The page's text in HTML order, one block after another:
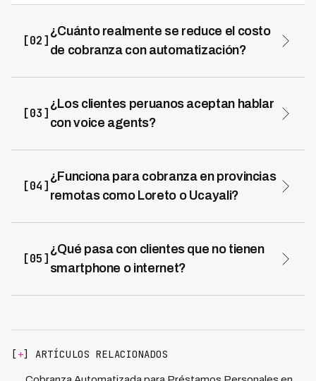
[02]
¿Cuánto realmente se reduce el costo
de cobranza con automatización?
humano es S/ 45-70 vs S/ 12-18 con voice agent,
manteniendo 73% de tasa de éxito.
[03]
¿Los clientes peruanos aceptan hablar
con voice agents?
diseñar conversaciones de asistencia que entiendan el
contexto peruano y ofrezcan soluciones inmediatas.
[04]
¿Funciona para cobranza en provincias
remotas como Loreto o Ucayali?
mismo costo vs S/ 800-1,200 por visita presencial,
haciendo viable cobrar créditos pequeños en zonas
remotas.
[05]
¿Qué pasa con clientes que no tienen
smartphone o internet?
bodegas o transferencias desde cualquier banco.
[ +] ARTÍCULOS RELACIONADOS